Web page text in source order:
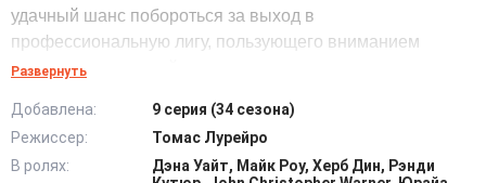
удачный шанс побороться за выход в
профессиональную лигу, пользующего вниманием
миллионов зрителей со всего мира.
Объединив в себе черты официальных состязаний,
создатели проекта допускают к соревнованиям
практически любых бойцов, давая шанс на возвращение
Развернуть
Добавлена:
9 серия (34 сезона)
Режиссер:
Томас Лурейро
В ролях:
Дэна Уайт, Майк Роу, Херб Дин, Рэнди